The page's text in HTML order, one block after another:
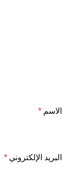
الاسم *
البريد الإلكتروني *